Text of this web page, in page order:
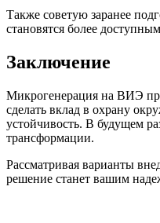
Также советую заранее
становятся более
Заключение
Микрогенерация на ВИЭ
сделать вклад в охрану
устойчивость. В будущем
трансформации.
Рассматривая варианты
решение станет вашим